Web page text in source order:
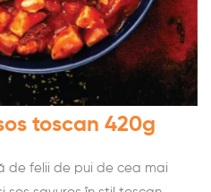
toscan 420g
de felii de pui de cea mai